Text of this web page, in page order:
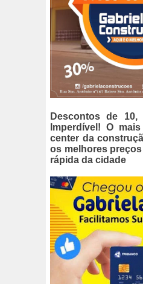
Descontos de
Imperdível! O
center da
os melhores
rápida da cidade